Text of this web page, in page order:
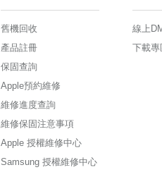
舊機回收
產品註冊
保固查詢
Apple預約維修
維修進度查詢
維修保固注意事項
Apple 授權維修中心
Samsung 授權維修中心
線上
下載專